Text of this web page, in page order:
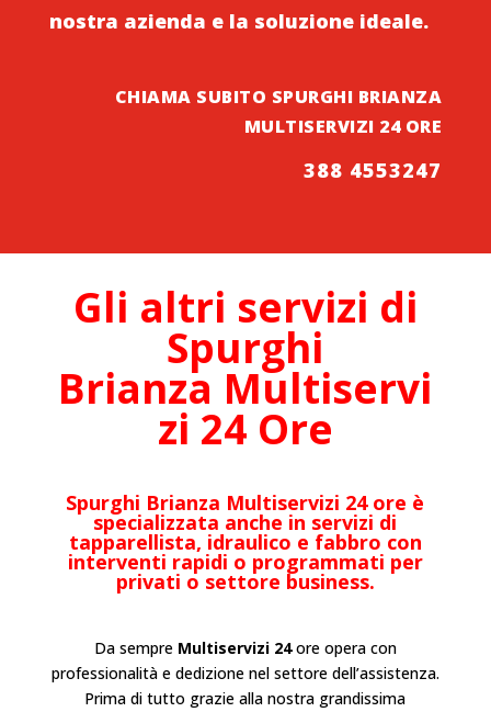
nostra azienda e la soluzione ideale.
CHIAMA SUBITO SPURGHI BRIANZA
MULTISERVIZI 24 ORE
388 4553247
Gli altri servizi di
Spurghi
Brianza Multiservi
zi 24 Ore
Spurghi Brianza Multiservizi 24 ore è
specializzata anche in servizi di
tapparellista, idraulico e fabbro con
interventi rapidi o programmati per
privati o settore business.
Da sempre Multiservizi 24ore opera con
professionalità e dedizione nel settore dell’assistenza.
Prima di tutto grazie alla nostra grandissima